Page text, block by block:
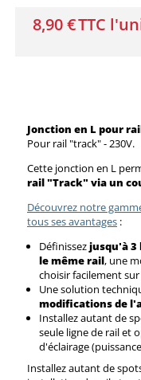
8,90 €TTC
Jonction en L pour
Pour rail "track" - 230V.
Cette jonction en L
rail "Track" via un
Découvrez notre
tous ses avantages :
Définissezjusqu'à 3
le même rail, une
choisir facilement
Une solution
modifications de
Installez autant de
seule ligne de rail et
d'éclairage
Installez autant de